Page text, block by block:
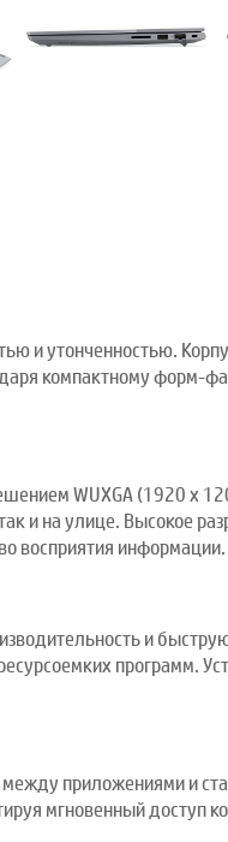
и утонченностью.
компактному форм-
WUXGA (1920 x
и на улице. Высокое
восприятия информации.
и
программ.
приложениями и
мгновенный доступ